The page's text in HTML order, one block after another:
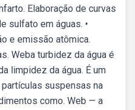
Elaboração de curvas
sulfato em águas. •
e emissão atômica.
Weba turbidez da água é
limpidez da água. É um
suspensas na
como. Web — a